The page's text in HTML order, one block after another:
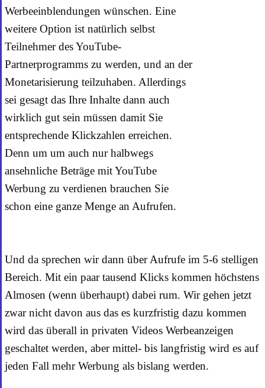
Werbeeinblendungen wünschen. Eine
weitere Option ist natürlich selbst
Teilnehmer des YouTube-
Partnerprogramms zu werden, und an der
Monetarisierung teilzuhaben. Allerdings
sei gesagt das Ihre Inhalte dann auch
wirklich gut sein müssen damit Sie
entsprechende Klickzahlen erreichen.
Denn um um auch nur halbwegs
ansehnliche Beträge mit YouTube
Werbung zu verdienen brauchen Sie
schon eine ganze Menge an Aufrufen.
Und da sprechen wir dann über Aufrufe im 5-6 stelligen
Bereich. Mit ein paar tausend Klicks kommen höchstens
Almosen (wenn überhaupt) dabei rum. Wir gehen jetzt
zwar nicht davon aus das es kurzfristig dazu kommen
wird das überall in privaten Videos Werbeanzeigen
geschaltet werden, aber mittel- bis langfristig wird es auf
jeden Fall mehr Werbung als bislang werden.